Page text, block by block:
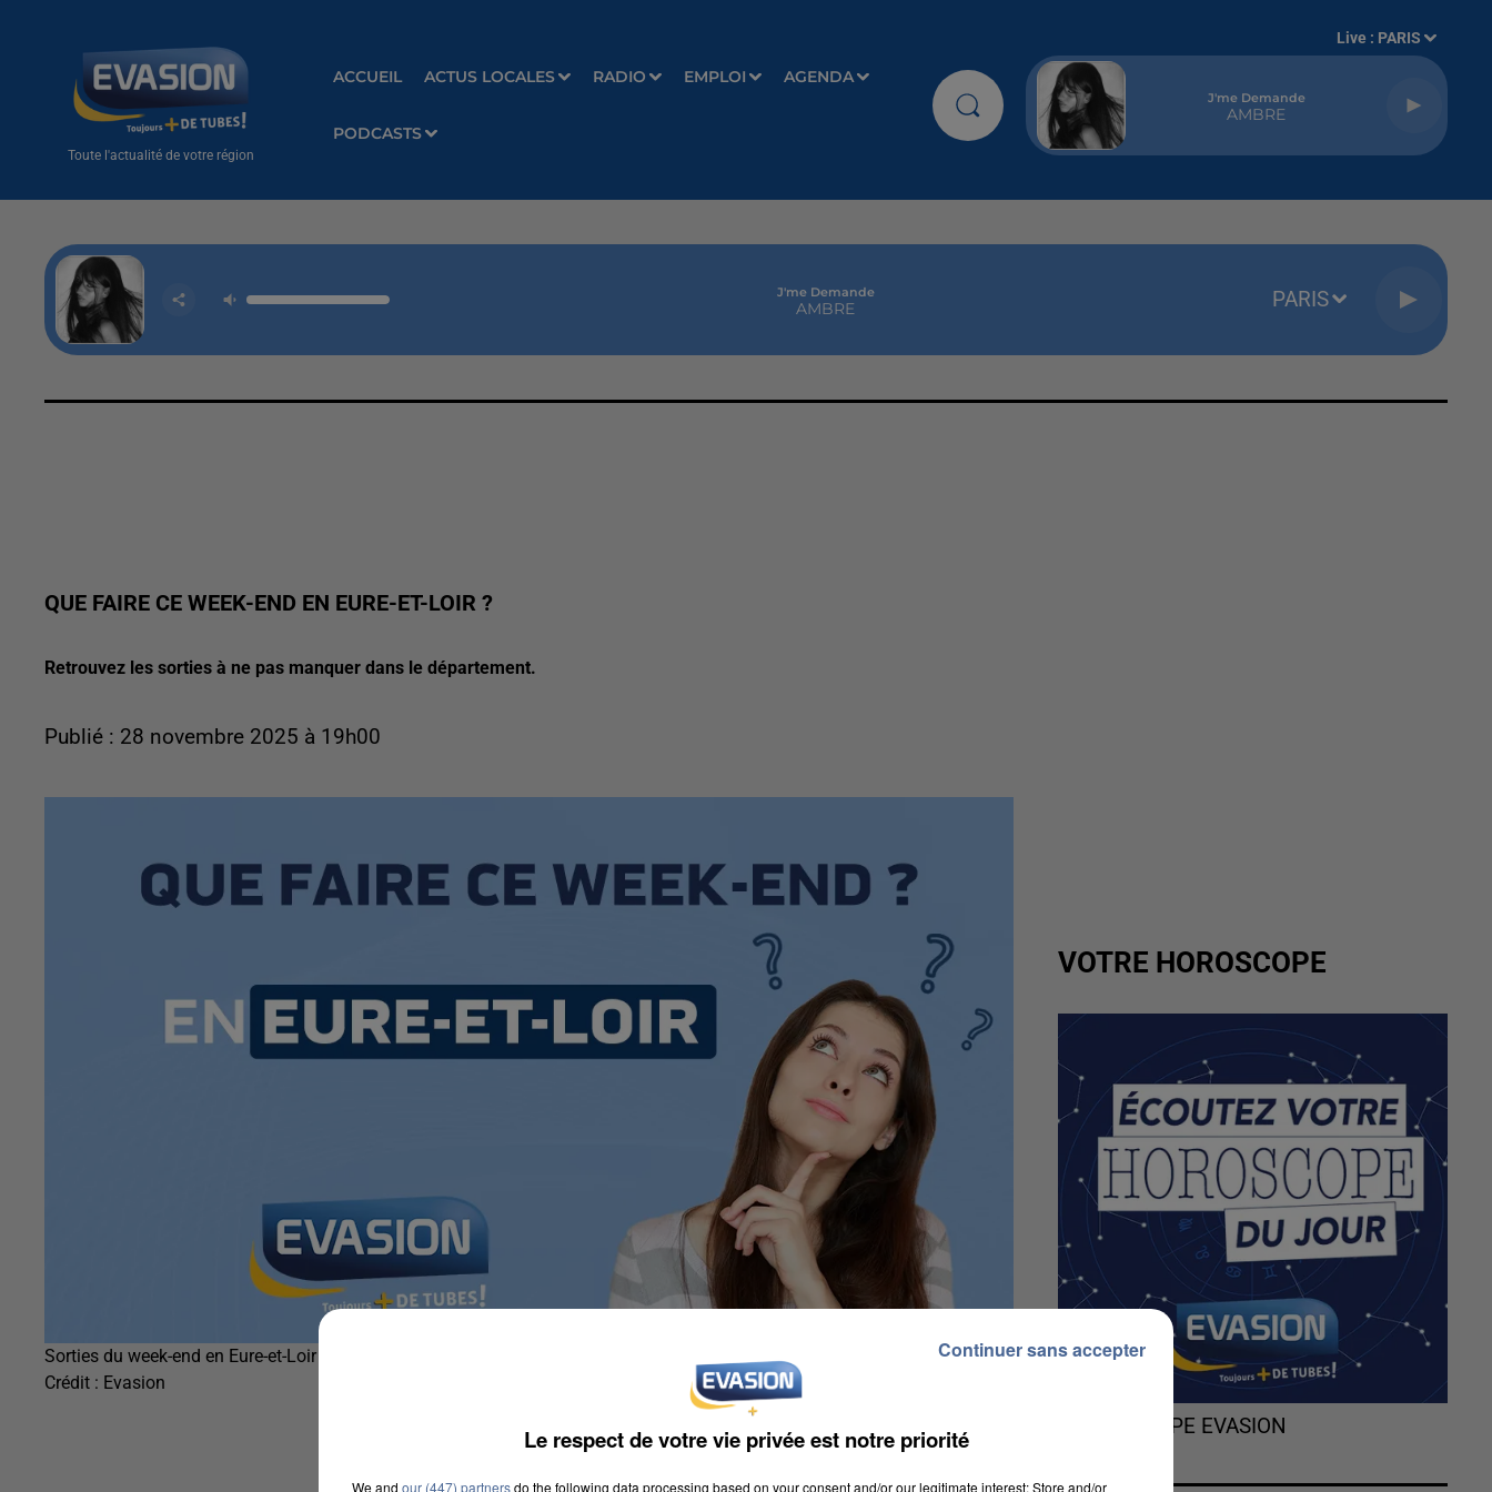
Toute l'actualité de votre région
ACCUEIL ACTUS LOCALES RADIO EMPLOI AGENDA
PODCASTS
Live : PARIS
J'me Demande
AMBRE
J'me Demande
AMBRE PARIS
QUE FAIRE CE WEEK-END EN EURE-ET-LOIR ?
Retrouvez les sorties à ne pas manquer dans le département.
Publié : 28 novembre 2025 à 19h00
Sorties du week-end en Eure-et-Loir
Crédit : Evasion
VOTRE HOROSCOPE
L'HOROSCOPE EVASION
Le respect de votre vie privée est notre priorité
We and our (447) partnersdo the following data processing based on your consent and/or our legitimate interest: Store and/or
Continuer sans accepter